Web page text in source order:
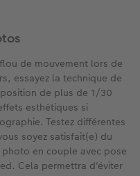
de mouvement lors de
essayez la technique de
de plus de 1/30
esthétiques si
Testez différentes
soyez satisfait(e) du
en couple avec pose
Cela permettra d'éviter